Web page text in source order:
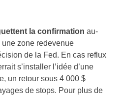
la confirmation au-
zone redevenue
de la Fed. En cas reflux
s’installer l’idée d’une
un retour sous 4 000 $
de stops. Pour plus de